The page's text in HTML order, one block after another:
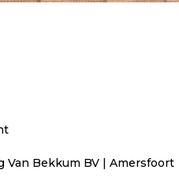
Van Bekkum BV | Amersfoort